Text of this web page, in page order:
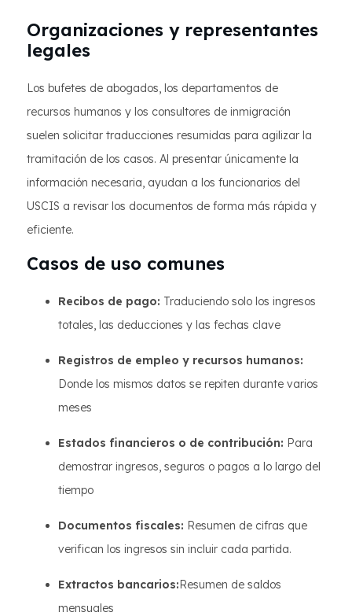
Organizaciones y representantes
legales
Los bufetes de abogados, los departamentos de
recursos humanos y los consultores de inmigración
suelen solicitar traducciones resumidas para agilizar la
tramitación de los casos. Al presentar únicamente la
información necesaria, ayudan a los funcionarios del
USCIS a revisar los documentos de forma más rápida y
eficiente.
Casos de uso comunes
Recibos de pago: Traduciendo solo los ingresos
totales, las deducciones y las fechas clave
Registros de empleo y recursos humanos:
Donde los mismos datos se repiten durante varios
meses
Estados financieros o de contribución: Para
demostrar ingresos, seguros o pagos a lo largo del
tiempo
Documentos fiscales: Resumen de cifras que
verifican los ingresos sin incluir cada partida.
Extractos bancarios:Resumen de saldos
mensuales